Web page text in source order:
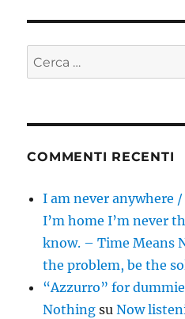
Cerca:
COMMENTI RECENTI
I am never anywhere
I’m home I’m never
know. – Time Means
the problem, be the
“Azzurro” for
Nothing suNow